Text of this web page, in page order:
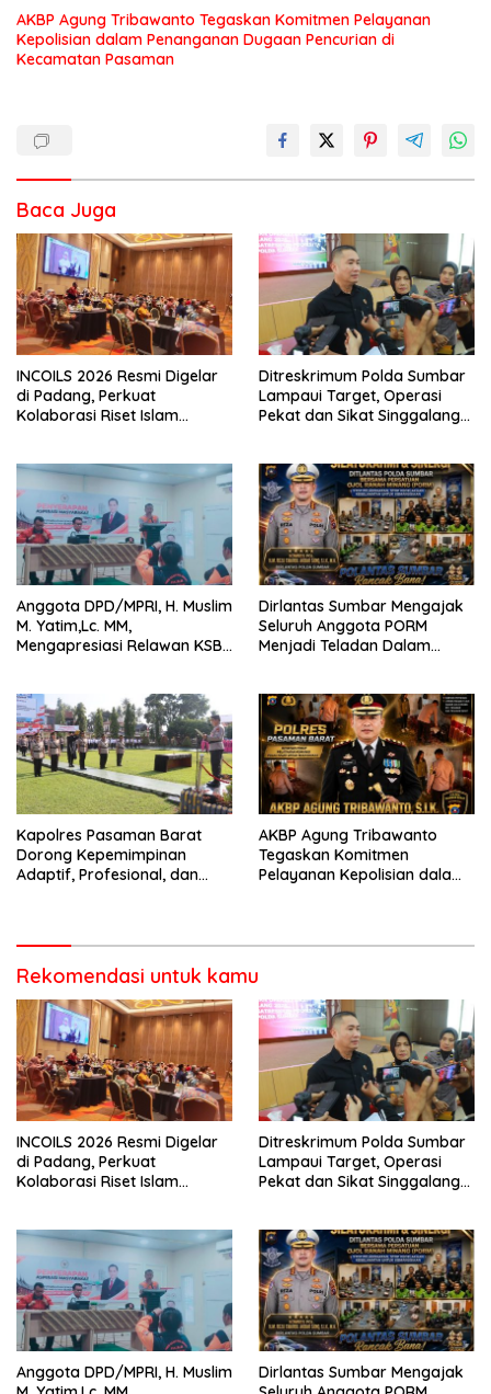
AKBP Agung Tribawanto Tegaskan Komitmen Pelayanan
Kepolisian dalam Penanganan Dugaan Pencurian di
Kecamatan Pasaman
Baca Juga
INCOILS 2026 Resmi Digelar
di Padang, Perkuat
Kolaborasi Riset Islam
Ditreskrimum Polda Sumbar
Lampaui Target, Operasi
Pekat dan Sikat Singgalang
Anggota DPD/MPRI, H. Muslim
M. Yatim,Lc. MM,
Mengapresiasi Relawan KSB
Bencana
Dirlantas Sumbar Mengajak
Seluruh Anggota PORM
Menjadi Teladan Dalam
Perlengkapan Keselamatan
Berkendara
Kapolres Pasaman Barat
Dorong Kepemimpinan
Adaptif, Profesional, dan
AKBP Agung Tribawanto
Tegaskan Komitmen
Pelayanan Kepolisian dalam
Rekomendasi untuk kamu
INCOILS 2026 Resmi Digelar
di Padang, Perkuat
Kolaborasi Riset Islam
Ditreskrimum Polda Sumbar
Lampaui Target, Operasi
Pekat dan Sikat Singgalang
Anggota DPD/MPRI, H. Muslim
Dirlantas Sumbar Mengajak